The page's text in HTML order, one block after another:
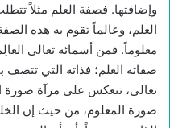
وإضافتها. فصفة العلم مثلاً
العلم، وعالماً تقوم به هذه
معلوماً. فمن أسمائه تعالى
صفاته العلم؛ فذاته التي تتصف
تعالى، تنعكس على مرآة صورة
صورة المعلوم، من حيث إن